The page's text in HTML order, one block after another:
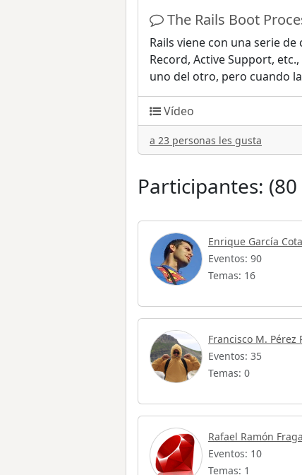
The Rails Boot
Rails viene con una serie
Record, Active Support,
uno del otro, pero cuando
Vídeo
a 23 personas les gusta
Participantes: (80
Enrique García Cota
Eventos: 90
Temas: 16
Francisco M. Pérez
Eventos: 35
Temas: 0
Rafael Ramón Fraga
Eventos: 10
Temas: 1